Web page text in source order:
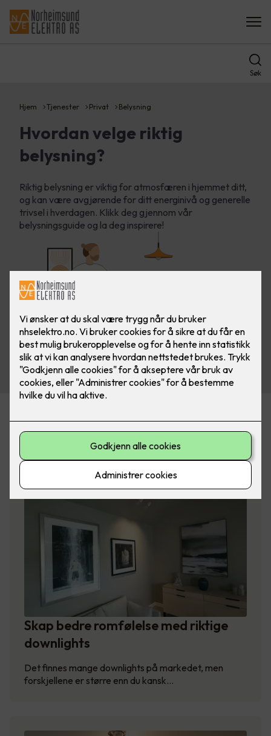
Søk
Hjem Tjenester Privat Belysning
Hvordan velge riktig
belysning?
Riktig belysning er viktig for atmosfæren i hjemmet ditt,
og kan være avgjørende for ditt energinivå og generelle
trivsel i hverdagen. Klikk deg gjennom vår
belysningsguide og la deg inspirere!
Skap bedre romfølelse med riktige
downlights
Det finnes mange downlights på markedet, men
forskjellene er større enn du kansk…